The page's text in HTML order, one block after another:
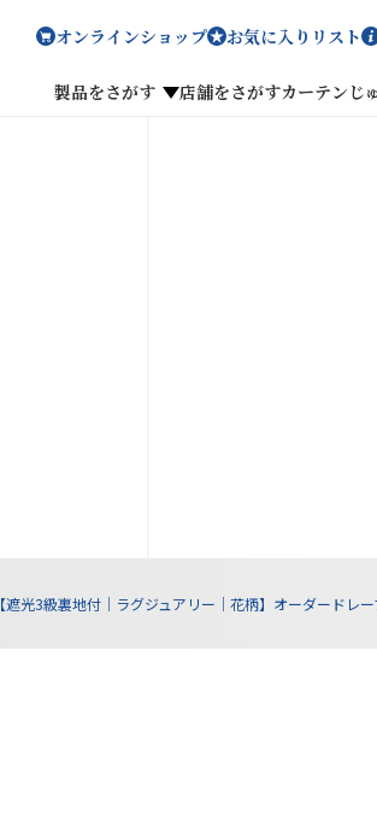
オンラインショップ お気に入りリスト
製品をさがす 店舗をさがすカーテンじ
【遮光3級裏地付｜ラグジュアリー｜花柄】オーダード